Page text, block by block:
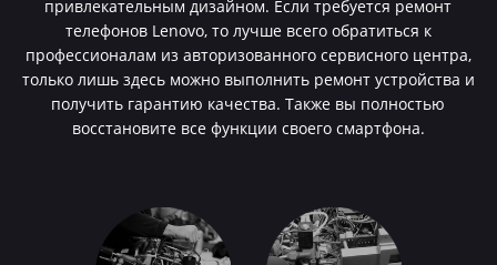
привлекательным дизайном. Если требуется ремонт
телефонов Lenovo, то лучше всего обратиться к
профессионалам из авторизованного сервисного центра,
только лишь здесь можно выполнить ремонт устройства и
получить гарантию качества. Также вы полностью
восстановите все функции своего смартфона.